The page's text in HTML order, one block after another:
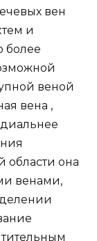
вен
и
веной
вена ,
она
венами,